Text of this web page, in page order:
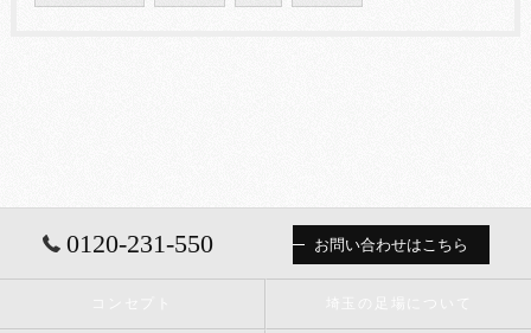
0120-231-550 お問い合わせはこちら